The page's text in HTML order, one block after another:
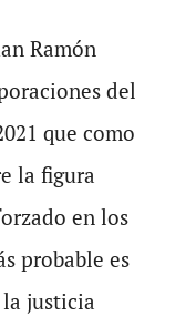
Ramón
del
que como
la figura
en los
probable es
la justicia